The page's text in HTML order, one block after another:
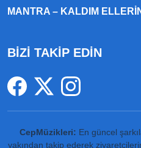
MANTRA – KALDIM
BİZİ TAKİP EDİN
CepMüzikleri: En güncel
yakından takip ederek